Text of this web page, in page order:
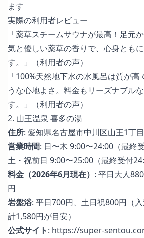
ます
実際の利用者レビュー
「薬草スチームサウナが最高！足元
気と優しい薬草の香りで、心身とも
す。」（利用者の声）
「100%天然地下水の水風呂は質が
うな心地よさ。料金もリーズナブル
す。」（利用者の声）
2. 山王温泉 喜多の湯
住所: 愛知県名古屋市中川区山王1丁
営業時間: 日〜木 9:00〜24:00（最終
土・祝前日 9:00〜25:00（最終受付
料金（2026年6月現在） : 平日大人
円
岩盤浴: 平日700円、土日祝800円（
計1,580円が目安）
公式サイト: https://super-